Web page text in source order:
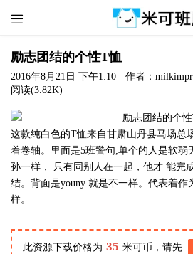

励志团结的个性T恤
2016年8月21日 下午1:10 作者：
阅读(3.82K)
这款纯白色的T恤来自甘肃山丹县马场总
着卷轴。里面是5班警句;单个的人是软弱
孙一样， 只有同别人在一起，他才 能完
结。背面是youny 就是不一样。代表着作
样。
此资源下载价格为 35 米可币，请先